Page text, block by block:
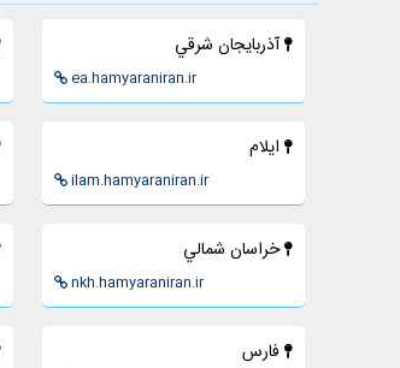
آذربايجان شرقي
ea.hamyaraniran.ir
ايلام
ilam.hamyaraniran.ir
خراسان شمالي
nkh.hamyaraniran.ir
فارس